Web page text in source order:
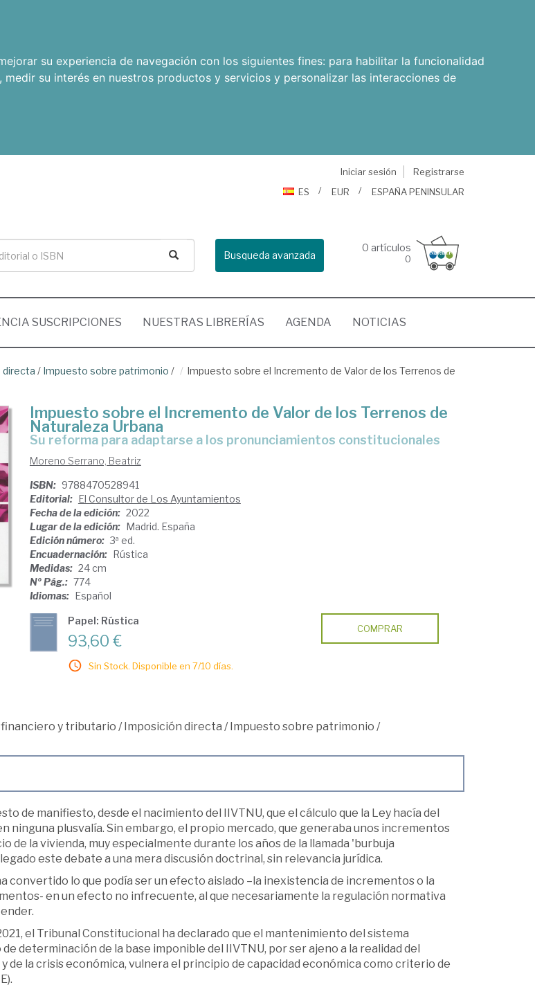
su experiencia de navegación con los siguientes fines: para habilitar la funcionalidad
, medir su interés en nuestros productos y servicios y personalizar las interacciones de
Iniciar sesión
Registrarse
ES
EUR ESPAÑA PENINSULAR
Busqueda avanzada
0 artículos
0
SUSCRIPCIONES NUESTRAS LIBRERÍAS AGENDA NOTICIAS
directa / Impuesto sobre patrimonio /
Impuesto sobre el Incremento de Valor de los Terrenos de
Impuesto sobre el Incremento de Valor de los Terrenos de
Naturaleza Urbana
su reforma para adaptarse a los pronunciamientos constitucionales
Moreno Serrano, Beatriz
ISBN: 9788470528941
Editorial: El Consultor de Los Ayuntamientos
Fecha de la edición: 2022
Lugar de la edición: Madrid. España
Edición número: 3ª ed.
Encuadernación: Rústica
Medidas: 24 cm
Nº Pág.: 774
Idiomas: Español
Papel: Rústica
93,60 €
Sin Stock. Disponible en 7/10 días.
COMPRAR
y tributario /Imposición directa /Impuesto sobre patrimonio /
de manifiesto, desde el nacimiento del IIVTNU, que el cálculo que la Ley hacía del
ninguna plusvalía. Sin embargo, el propio mercado, que generaba unos incrementos
de la vivienda, muy especialmente durante los años de la llamada 'burbuja
este debate a una mera discusión doctrinal, sin relevancia jurídica.
convertido lo que podía ser un efecto aislado –la inexistencia de incrementos o la
en un efecto no infrecuente, al que necesariamente la regulación normativa
el Tribunal Constitucional ha declarado que el mantenimiento del sistema
determinación de la base imponible del IIVTNU, por ser ajeno a la realidad del
de la crisis económica, vulnera el principio de capacidad económica como criterio de